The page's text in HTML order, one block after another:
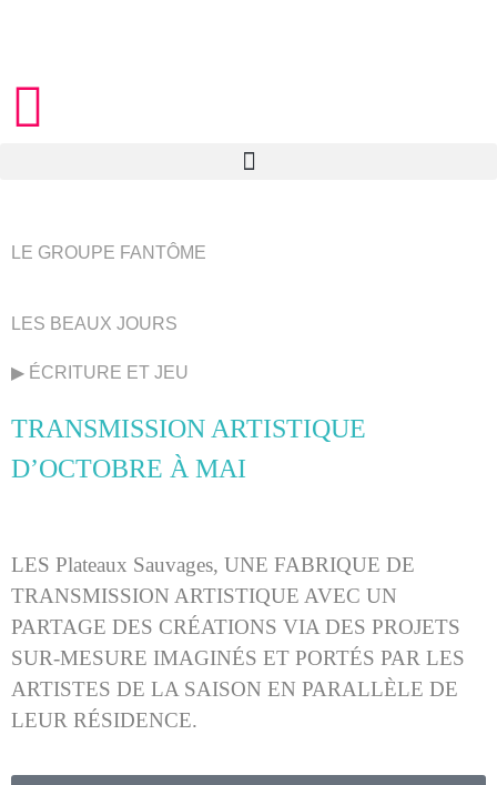
LE GROUPE FANTÔME
LES BEAUX JOURS
▶︎ ÉCRITURE ET JEU
TRANSMISSION ARTISTIQUE
D’OCTOBRE À MAI
LES Plateaux Sauvages, UNE FABRIQUE DE
TRANSMISSION ARTISTIQUE AVEC UN
PARTAGE DES CRÉATIONS VIA DES PROJETS
SUR-MESURE IMAGINÉS ET PORTÉS PAR LES
ARTISTES DE LA SAISON EN PARALLÈLE DE
LEUR RÉSIDENCE.